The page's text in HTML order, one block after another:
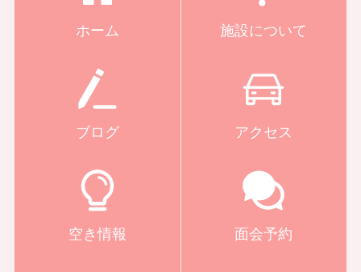
ホーム 施設について
ブログ アクセス
空き情報 面会予約